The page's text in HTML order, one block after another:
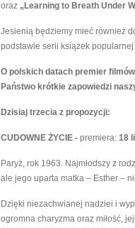
oraz „Learning to Breath Under
Jesienią będziemy mieć również
podstawie serii książek
O polskich datach premier
Państwo krótkie zapowiedzi
Dzisiaj trzecia z propozycji:
CUDOWNE ŻYCIE - premiera: 18
Paryż, rok 1963. Najmłodszy z
ale jego uparta matka – Esther –
Dzięki niezachwianej nadziei i
ogromna charyzma oraz miłość,